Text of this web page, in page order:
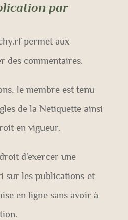
par
permet aux
des commentaires.
le membre est tenu
de la Netiquette ainsi
en vigueur.
d’exercer une
sur les publications et
en ligne sans avoir à